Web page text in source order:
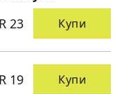
23
Купи
19 Купи